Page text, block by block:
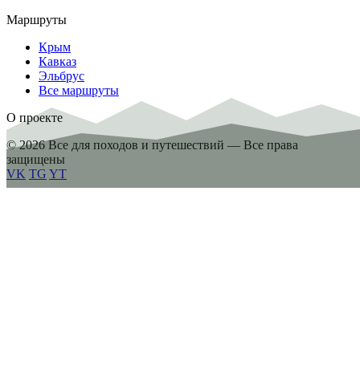
Маршруты
Крым
Кавказ
Эльбрус
Все маршруты
О проекте
© 2026 Все для походов и путешествий — Все права
защищены
VK TG YT